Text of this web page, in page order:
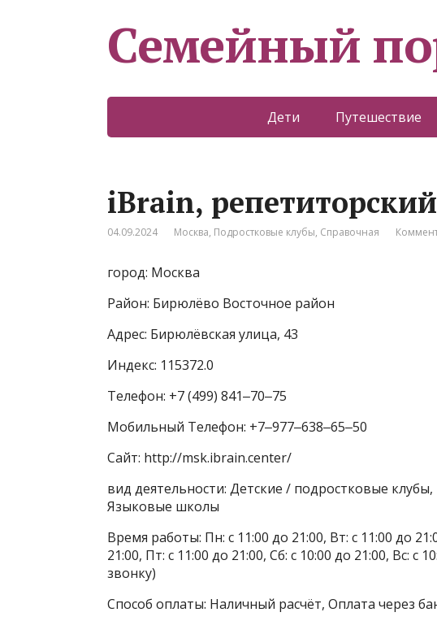
Семейный
Дети Путешествие
iBrain,
04.09.2024 Москва, Подростковые клубы, Справочная
город: Москва
Район: Бирюлёво Восточное район
Адрес: Бирюлёвская улица, 43
Индекс: 115372.0
Телефон: +7 (499) 841‒70‒75
Мобильный Телефон: +7‒977‒638‒65‒50
Сайт: http://msk.ibrain.center/
вид деятельности: Детские / подростковые
Языковые школы
Время работы: Пн: с 11:00 до 21:00, Вт: с 11:00 до
21:00, Пт: с 11:00 до 21:00, Сб: с 10:00 до 21:00, Вс:
звонку)
Способ оплаты: Наличный расчёт, Оплата через